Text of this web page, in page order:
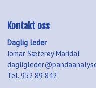
Kontakt oss
Daglig leder
Jomar Sæterøy Maridal
Tel. 952 89 842